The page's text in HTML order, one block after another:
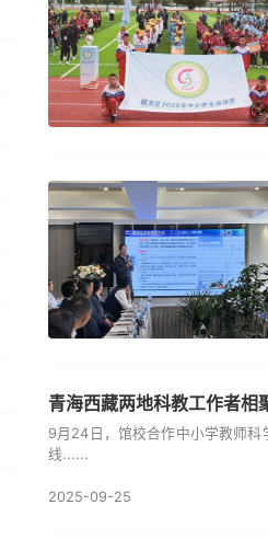
青海西藏两地科教工作者相
9月24日，馆校合作中小学教师科
线......
2025-09-25